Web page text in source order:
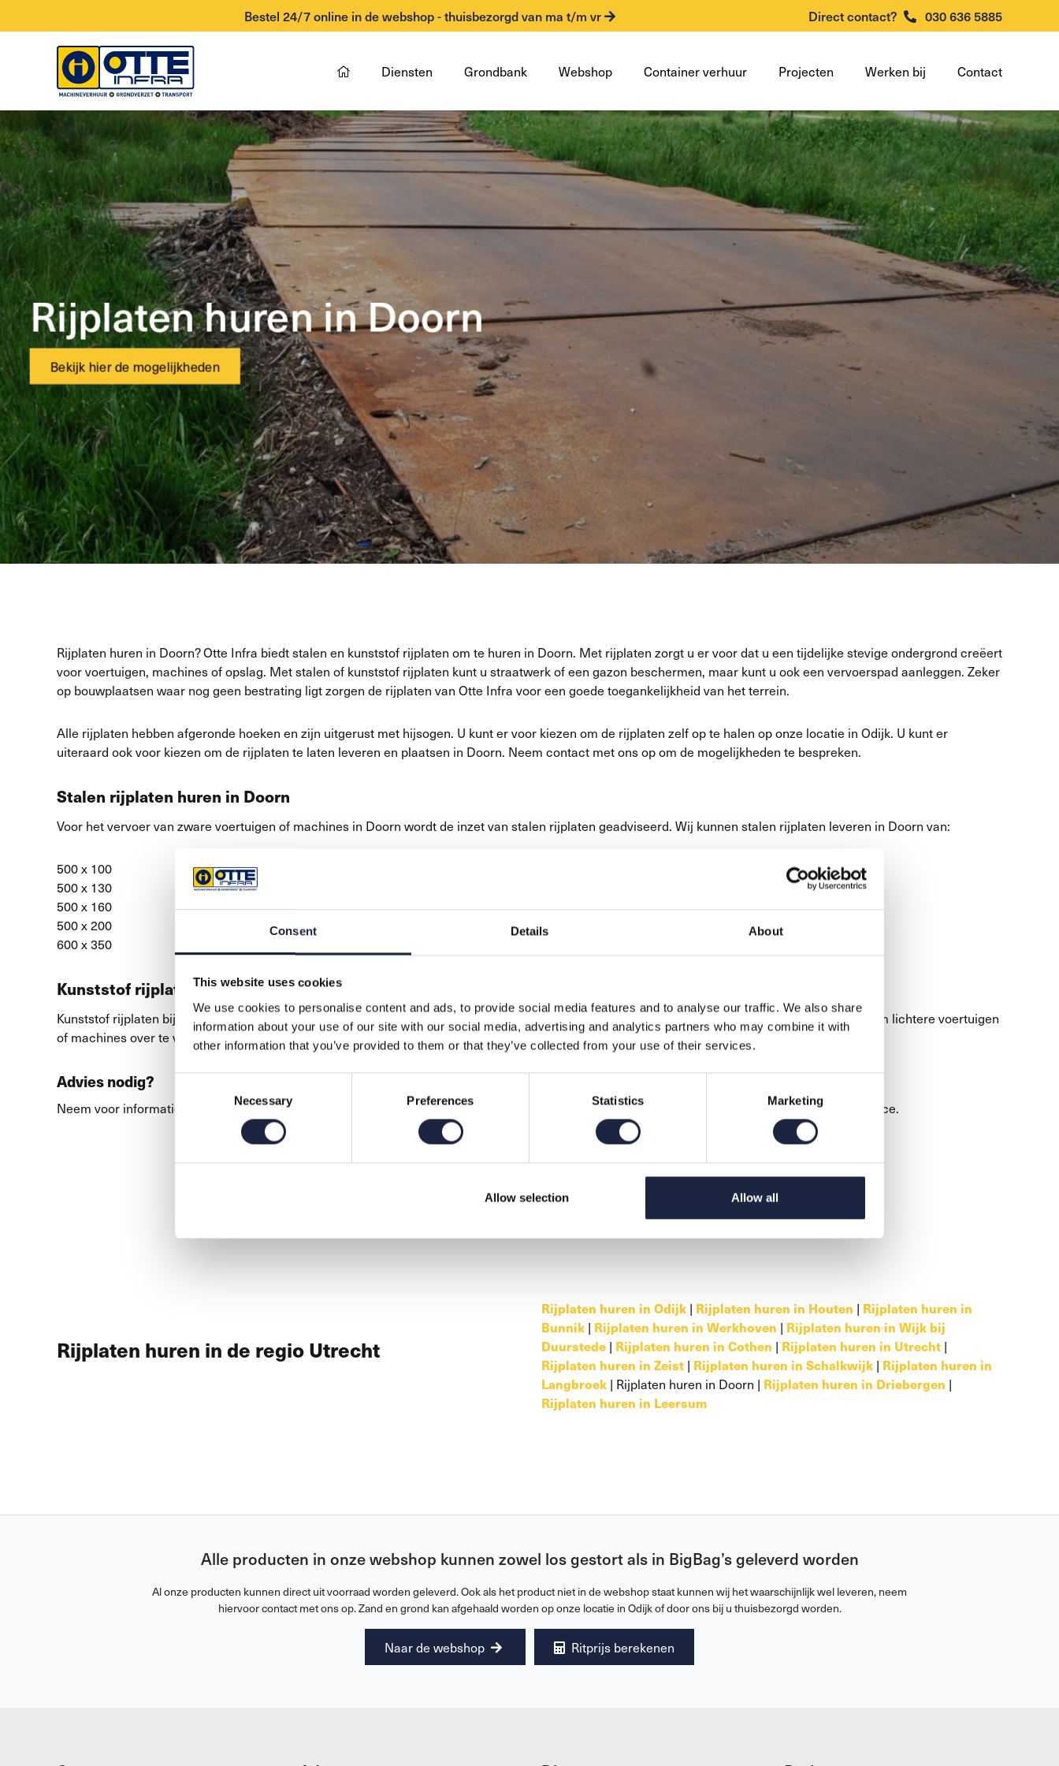
Consent Details About
This website uses cookies
We use cookies to personalise content and ads, to provide social media features and to analyse our traffic. We also share
information about your use of our site with our social media, advertising and analytics partners who may combine it with
other information that you’ve provided to them or that they’ve collected from your use of their services.
Necessary Preferences Statistics Marketing
Allow selection Allow all
Bestel 24/7 online in de webshop - thuisbezorgd van ma t/m vr Direct contact? 030 636 5885
Diensten Grondbank Webshop Container verhuur Projecten Werken bij Contact
Rijplaten huren in Doorn
Bekijk hier de mogelijkheden
Rijplaten huren in Doorn? Otte Infra biedt stalen en kunststof rijplaten om te huren in Doorn. Met rijplaten zorgt u er voor dat u een tijdelijke stevige ondergrond creëert
voor voertuigen, machines of opslag. Met stalen of kunststof rijplaten kunt u straatwerk of een gazon beschermen, maar kunt u ook een vervoerspad aanleggen. Zeker
op bouwplaatsen waar nog geen bestrating ligt zorgen de rijplaten van Otte Infra voor een goede toegankelijkheid van het terrein.
Alle rijplaten hebben afgeronde hoeken en zijn uitgerust met hijsogen. U kunt er voor kiezen om de rijplaten zelf op te halen op onze locatie in Odijk. U kunt er
uiteraard ook voor kiezen om de rijplaten te laten leveren en plaatsen in Doorn. Neem contact met ons op om de mogelijkheden te bespreken.
Stalen rijplaten huren in Doorn
Voor het vervoer van zware voertuigen of machines in Doorn wordt de inzet van stalen rijplaten geadviseerd. Wij kunnen stalen rijplaten leveren in Doorn van:
500 x 100
500 x 130
500 x 160
500 x 200
600 x 350
Kunststof rijplaten huren
Kunststof rijplaten bij Otte Infra zijn beschikbaar in 3 meter bij 1 meter. De kunststof rijplaten kunnen worden geleverd in Doorn en zijn geschikt om lichtere voertuigen
of machines over te vervoeren.
Advies nodig?
Neem voor informatie of advies over de rijplaten gerust contact met ons op via 030-6365885. Wij geven u graag advies en bieden u de beste service.
Rijplaten huren in de regio Utrecht
Rijplaten huren in Odijk | Rijplaten huren in Houten | Rijplaten huren in
Bunnik | Rijplaten huren in Werkhoven | Rijplaten huren in Wijk bij
Duurstede | Rijplaten huren in Cothen | Rijplaten huren in Utrecht |
Rijplaten huren in Zeist | Rijplaten huren in Schalkwijk | Rijplaten huren in
Langbroek | Rijplaten huren in Doorn | Rijplaten huren in Driebergen |
Rijplaten huren in Leersum
Alle producten in onze webshop kunnen zowel los gestort als in BigBag’s geleverd worden
Al onze producten kunnen direct uit voorraad worden geleverd. Ook als het product niet in de webshop staat kunnen wij het waarschijnlijk wel leveren, neem
hiervoor contact met ons op. Zand en grond kan afgehaald worden op onze locatie in Odijk of door ons bij u thuisbezorgd worden.
Naar de webshop Ritprijs berekenen